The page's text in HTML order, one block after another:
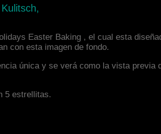
Easter Baking , el cual esta
con esta imagen de fondo.
única y se verá como la vista previa
5 estrellitas.